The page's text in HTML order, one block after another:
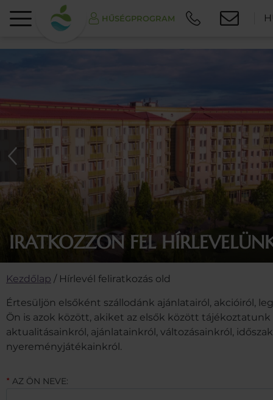
HŰSÉGPROGRAM
IRATKOZZON FEL
Kezdőlap / Hírlevél feliratkozás old
Értesüljön elsőként szállodánk ajánlatairól, akcióiról,
Ön is azok között, akiket az elsők között tájékoztatunk
aktualitásainkról, ajánlatainkról, változásainkról,
nyereményjátékainkról.
★ AZ ÖN NEVE: